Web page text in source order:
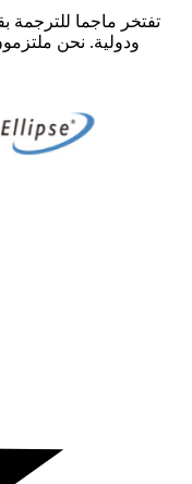
تفتخر ماجما
ودولية. نحن